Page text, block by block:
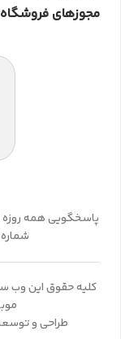
مجوزهای فروشگاه
شماره
کلیه حقوق این وب
طراحی و